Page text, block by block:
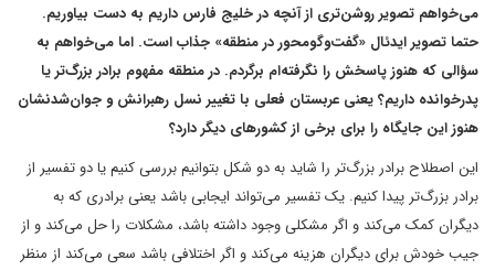
می‌خواهم تصویر روشن‌تری از آنچه در خلیج فارس داریم به دست بیاوریم.
حتما تصویر ایدئال «گفت‌وگومحور در منطقه» جذاب است. اما می‌خواهم به
سؤالی که هنوز پاسخش را نگرفته‌ام برگردم. در منطقه مفهوم برادر بزرگ‌تر یا
پدرخوانده داریم؟ یعنی عربستان فعلی با تغییر نسل رهبرانش و جوان‌شدنشان
هنوز این جایگاه را برای برخی از کشورهای دیگر دارد؟
این اصطلاح برادر بزرگ‌تر را شاید به دو شکل بتوانیم بررسی کنیم یا دو تفسیر از
برادر بزرگ‌تر پیدا کنیم. یک تفسیر می‌تواند ایجابی باشد یعنی برادری که به
دیگران کمک می‌کند و اگر مشکلی وجود داشته باشد، مشکلات را حل می‌کند‌ و از
جیب خودش برای دیگران هزینه می‌کند و اگر اختلافی باشد سعی می‌کند از منظر